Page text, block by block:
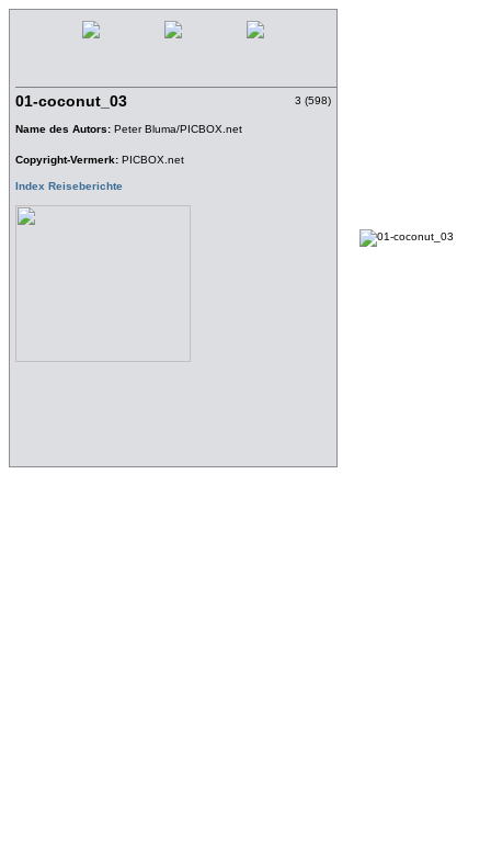
01-coconut_03
Name des Autors: Peter Bluma/PICBOX.net
Copyright-Vermerk: PICBOX.net
Index Reiseberichte
3 (598)